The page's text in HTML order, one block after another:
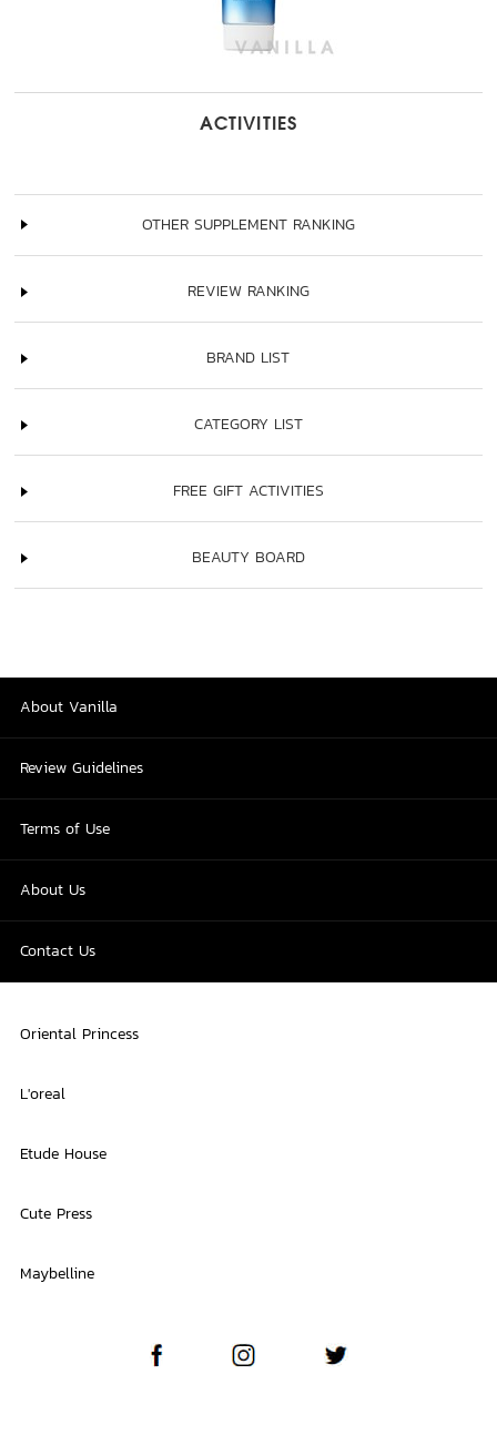
ACTIVITIES
OTHER SUPPLEMENT RANKING
REVIEW RANKING
BRAND LIST
CATEGORY LIST
FREE GIFT ACTIVITIES
BEAUTY BOARD
About Vanilla
Review Guidelines
Terms of Use
About Us
Contact Us
Oriental Princess
L'oreal
Etude House
Cute Press
Maybelline